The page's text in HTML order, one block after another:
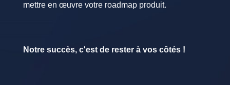
mettre en œuvre votre roadmap produit.
Notre succès, c'est de rester à vos côtés !